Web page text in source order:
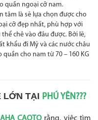
quần ngoại cỡ nam.
tâm là sẽ lựa chọn được cho
cỡ đẹp nhất, phù hợp với
chê vào đâu được. Bởi lẽ,
khẩu đi Mỹ và các nước châu
cho nam từ 70 – 160 KG
LỚN TẠI PHÚ YÊN???